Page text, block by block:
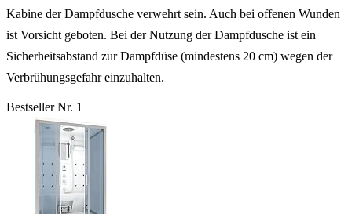
Kabine der Dampfdusche verwehrt sein. Auch bei offenen Wunden
ist Vorsicht geboten. Bei der Nutzung der Dampfdusche ist ein
Sicherheitsabstand zur Dampfdüse (mindestens 20 cm) wegen der
Verbrühungsgefahr einzuhalten.
Bestseller Nr. 1